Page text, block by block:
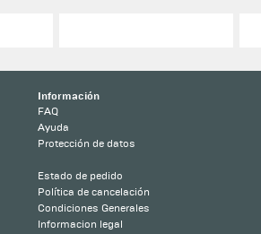
Información
FAQ
Ayuda
Protección de datos
Estado de pedido
Política de cancelación
Condiciones Generales
Informacion legal